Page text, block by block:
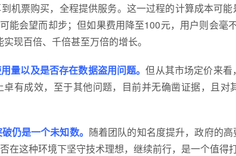
机票购买，全程提供服务。这一过程的计算成本可
能会望而却步；但如果费用降至100元，用户则会毫
现百倍、千倍甚至万倍的增长。
量以及是否存在数据盗用问题。但从其市场定价来看
有成效，至于其他问题，目前并无确凿证据，且对
仍是一个未知数。 随着团队的知名度提升，政府的
在这种环境下坚守技术理想，继续前行，是一个值得